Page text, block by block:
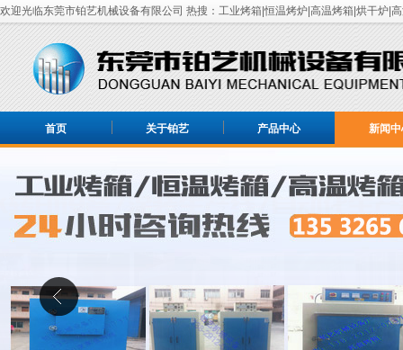
欢迎光临东莞市铂艺机械设备有限公司 热搜：工业烤箱|恒温烤炉|高温烤箱|烘干炉|
首页 关于铂艺 产品中心 新闻